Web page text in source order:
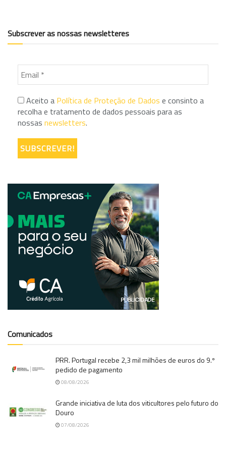
Subscrever as nossas newsletteres
Aceito a Política de Proteção de Dados e consinto a
recolha e tratamento de dados pessoais para as
nossas newsletters.
Comunicados
PRR. Portugal recebe 2,3 mil milhões de euros do 9.º
pedido de pagamento
08/08/2026
Grande iniciativa de luta dos viticultores pelo futuro do
Douro
07/08/2026